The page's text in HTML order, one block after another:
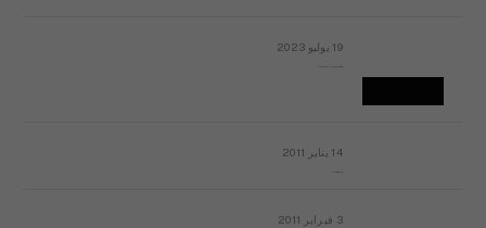
19 يوليو 2023
14 يناير 2011
3 فبراير 2011